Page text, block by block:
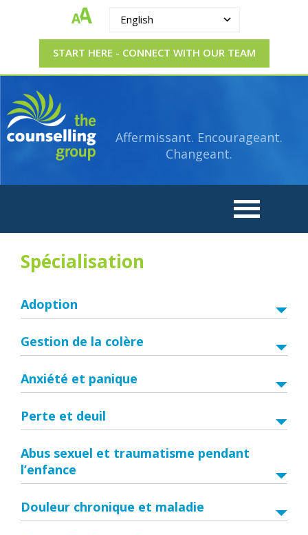
English
START HERE - CONNECT WITH OUR TEAM
The
Counselling
Group
Strengthening.
Supporting.
Changing.
Affermissant. Encourageant.
Changeant.
Spécialisation
Adoption
Gestion de la colère
Anxiété et panique
Perte et deuil
Abus sexuel et traumatisme pendant
l’enfance
Douleur chronique et maladie